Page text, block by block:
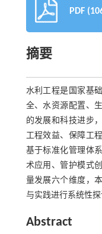
PDF
摘要
水利工程是国家基
全、水资源配置、
的发展和科技进步
工程效益、保障工
基于标准化管理体
术应用、管护模式
量发展六个维度，
与实践进行系统性探
Abstract